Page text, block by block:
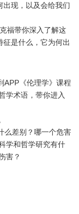
出现，以及会给我们
福带你深入了解这
征是什么，它为何出
APP《伦理学》课程
学术语，带你进入
么差别？哪一个危害
学和哲学研究有什